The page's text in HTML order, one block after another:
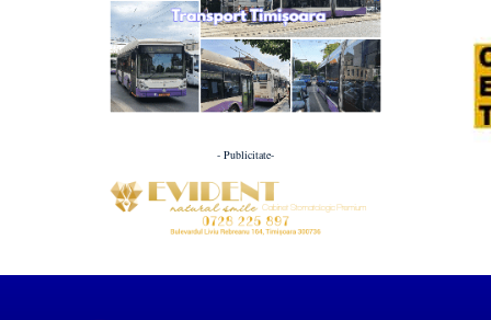
- Publicitate-